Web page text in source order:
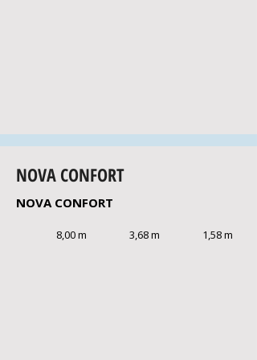
NOVA CONFORT
NOVA CONFORT
8,00 m 3,68 m 1,58 m